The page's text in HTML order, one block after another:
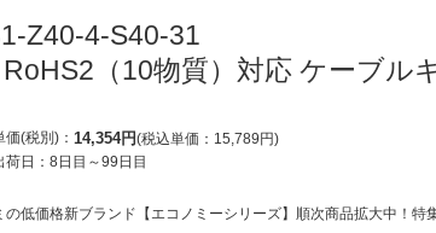
Z40-4-S40-31
（10物質）対応 ケーブル
価(税別) 14,354円 税込単価 15,789円
日： 8日目 ～99日目
の低価格新ブランド【エコノミーシリーズ】順次商品拡大中！特